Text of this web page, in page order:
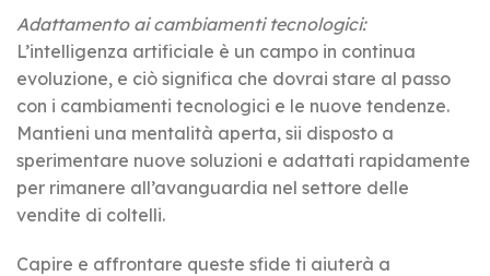
Adattamento ai cambiamenti tecnologici:
L’intelligenza artificiale è un campo in continua
evoluzione, e ciò significa che dovrai stare al passo
con i cambiamenti tecnologici e le nuove tendenze.
Mantieni una mentalità aperta, sii disposto a
sperimentare nuove soluzioni e adattati rapidamente
per rimanere all’avanguardia nel settore delle
vendite di coltelli.
Capire e affrontare queste sfide ti aiuterà a